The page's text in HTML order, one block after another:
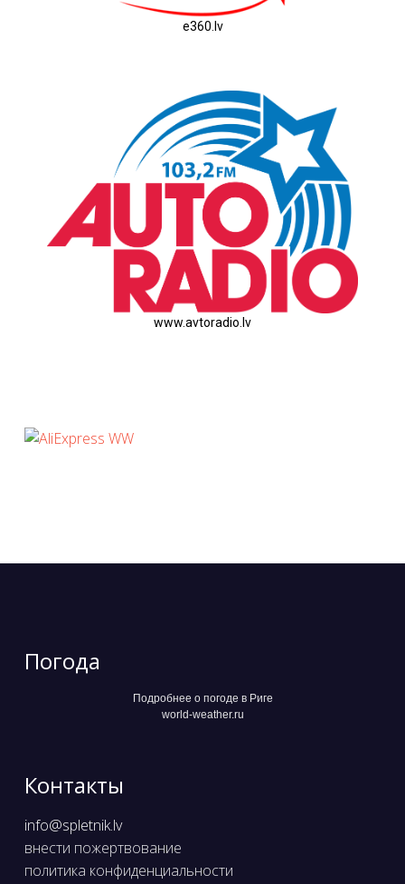
e360.lv
www.avtoradio.lv
Погода
Подробнее о погоде в Риге
world-weather.ru
Контакты
info@spletnik.lv
внести пожертвование
политика конфиденциальности